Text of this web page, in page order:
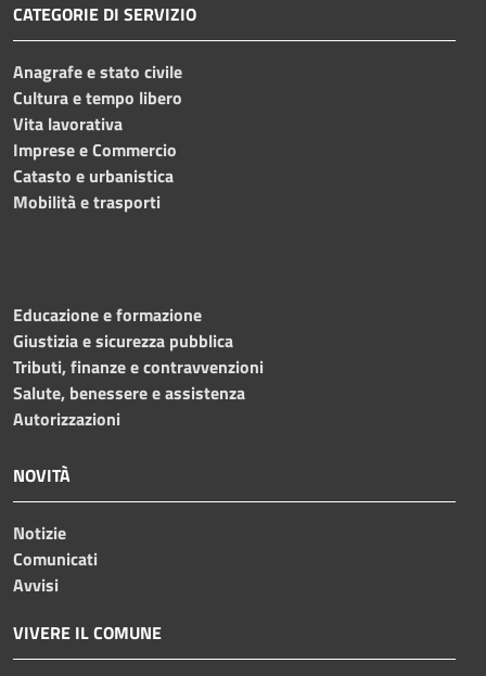
CATEGORIE DI SERVIZIO
Anagrafe e stato civile
Cultura e tempo libero
Vita lavorativa
Imprese e Commercio
Catasto e urbanistica
Mobilità e trasporti
Educazione e formazione
Giustizia e sicurezza pubblica
Tributi, finanze e contravvenzioni
Salute, benessere e assistenza
Autorizzazioni
NOVITÀ
Notizie
Comunicati
Avvisi
VIVERE IL COMUNE